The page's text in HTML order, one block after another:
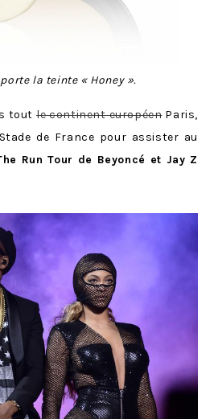
la teinte « Honey ».
toutle continent européenParis,
de France pour assister au
Run Tour de Beyoncé et Jay Z